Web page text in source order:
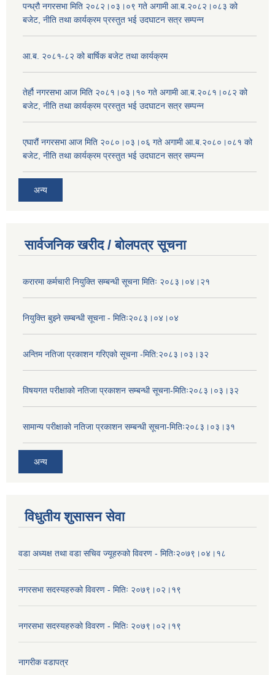
पन्ध्रौ नगरसभा मिति २०८२।०३।०९ गते अगामी आ.ब.२०८२।०८३ को
बजेट, नीति तथा कार्यक्रम प्रस्तुत भई उदघाटन सत्र सम्पन्न
आ.ब. २०८१-८२ को बार्षिक बजेट तथा कार्यक्रम
तेर्हौ नगरसभा आज मिति २०८१।०३।१० गते अगामी आ.ब.२०८१।०८२ को
बजेट, नीति तथा कार्यक्रम प्रस्तुत भई उदघाटन सत्र सम्पन्न
एघारौं नगरसभा आज मिति २०८०।०३।०६ गते अगामी आ.ब.२०८०।०८१ को
बजेट, नीति तथा कार्यक्रम प्रस्तुत भई उदघाटन सत्र सम्पन्न
अन्य
सार्वजनिक खरीद / बोलपत्र सूचना
करारमा कर्मचारी नियुक्ति सम्बन्धी सूचना मितिः २०८३।०४।२१
नियुक्ति बुझ्ने सम्बन्धी सूचना - मितिः२०८३।०४।०४
अन्तिम नतिजा प्रकाशन गरिएको सूचना -मिति:२०८३।०३।३२
विषयगत परीक्षाको नतिजा प्रकाशन सम्बन्धी सूचना-मितिः२०८३।०३।३२
सामान्य परीक्षाको नतिजा प्रकाशन सम्बन्धी सूचना-मितिः२०८३।०३।३१
अन्य
विधुतीय शुसासन सेवा
वडा अध्यक्ष तथा वडा सचिव ज्यूहरुको विवरण - मितिः२०७९।०४।१८
नगरसभा सदस्यहरुको विवरण - मितिः २०७९।०२।१९
नगरसभा सदस्यहरुको विवरण - मितिः २०७९।०२।१९
नागरीक वडापत्र